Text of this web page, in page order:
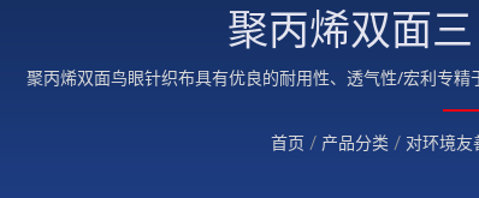
聚丙烯双面
聚丙烯双面鸟眼针织布具有优良的耐用性、透气性/宏利专
首页 / 产品分类 / 对环境友